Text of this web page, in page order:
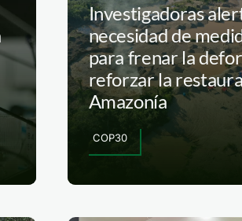
Investigadoras
necesidad de
para frenar la
reforzar la
Amazonía
COP30